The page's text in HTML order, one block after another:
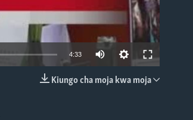
EMBED
4:33
Kiungo cha moja kwa moja